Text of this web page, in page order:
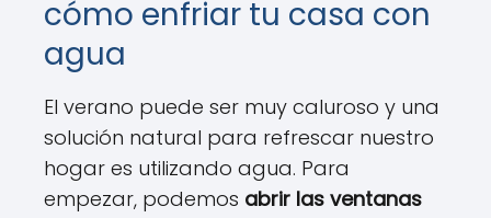
cómo enfriar tu casa con
agua
El verano puede ser muy caluroso y una
solución natural para refrescar nuestro
hogar es utilizando agua. Para
empezar, podemos abrir las ventanas